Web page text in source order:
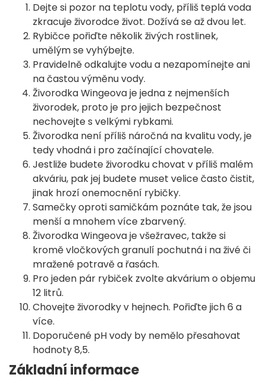
Dejte si pozor na teplotu vody, příliš teplá voda
zkracuje živorodce život. Dožívá se až dvou let.
Rybičce pořiďte několik živých rostlinek,
umělým se vyhýbejte.
Pravidelně odkalujte vodu a nezapomínejte ani
na častou výměnu vody.
Živorodka Wingeova je jedna z nejmenších
živorodek, proto je pro jejich bezpečnost
nechovejte s velkými rybkami.
Živorodka není příliš náročná na kvalitu vody, je
tedy vhodná i pro začínající chovatele.
Jestliže budete živorodku chovat v příliš malém
akváriu, pak jej budete muset velice často čistit,
jinak hrozí onemocnění rybičky.
Samečky oproti samičkám poznáte tak, že jsou
menší a mnohem více zbarvený.
Živorodka Wingeova je všežravec, takže si
kromě vločkových granulí pochutná i na živé či
mražené potravě a řasách.
Pro jeden pár rybiček zvolte akvárium o objemu
12 litrů.
Chovejte živorodky v hejnech. Pořiďte jich 6 a
více.
Doporučené pH vody by nemělo přesahovat
hodnoty 8,5.
Základní informace